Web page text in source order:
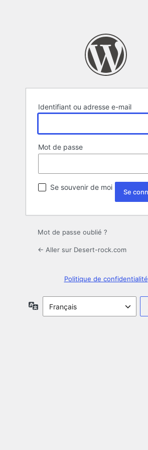
Identifiant ou adresse e-mail
Mot de passe
Se souvenir de moi
Mot de passe oublié ?
← Aller sur Desert-rock.com
Politique de confidentialité
Langue